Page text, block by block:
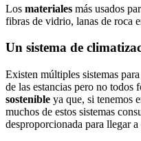
Los materiales más usados
fibras de vidrio, lanas de roca
Un sistema de
Existen múltiples sistemas
de las estancias pero no todos
sostenible ya que, si tenemos
muchos de estos sistemas
desproporcionada para llegar